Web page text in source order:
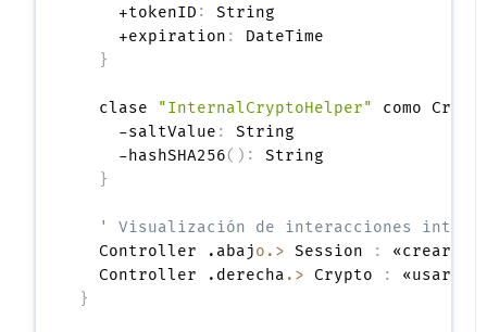
    +tokenID
:
String
    +expiration
:
DateTime
}
  clase
"InternalCryptoHelper"
como
    -saltValue
:
String
    -hashSHA256
( ) :
String
}
' Visualización de interacciones
  Controller .abaj
o.> Session :
«crear»
  Controller .derecha
.> Crypto :
}